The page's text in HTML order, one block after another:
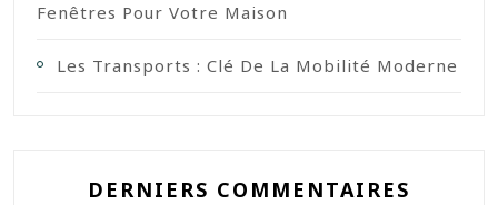
Fenêtres Pour Votre Maison
Les Transports : Clé De La Mobilité Moderne
DERNIERS COMMENTAIRES